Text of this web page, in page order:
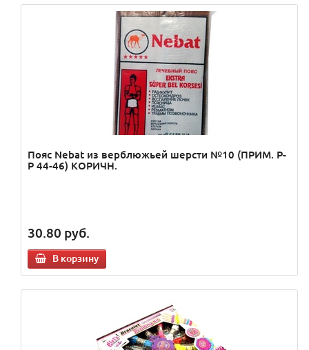
Пояс Nebat из верблюжьей шерсти №10 (ПРИМ. Р-
Р 44-46) КОРИЧН.
30.80 руб.
В корзину